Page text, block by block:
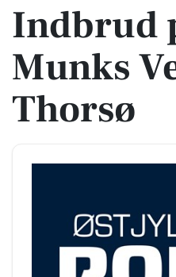
Indbrud
Munks
Thorsø